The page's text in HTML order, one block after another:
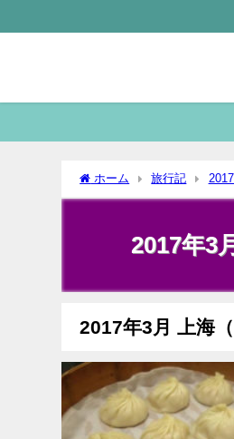
ホーム 旅行記
2017年3
2017年3月 上海